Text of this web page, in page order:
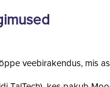
veebirakendus, mis